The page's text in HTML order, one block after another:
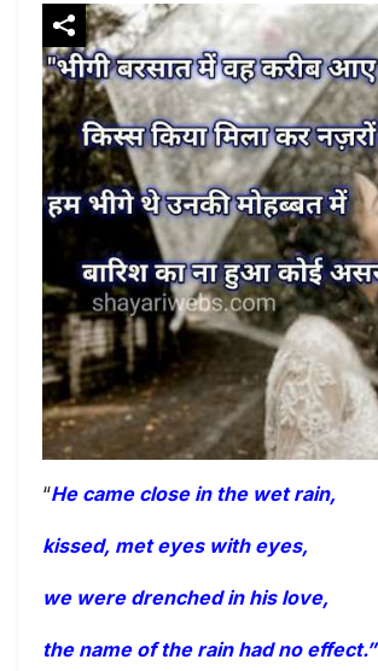
“He came close in the wet rain,
kissed, met eyes with eyes,
we were drenched in his love,
the name of the rain had no effect.”